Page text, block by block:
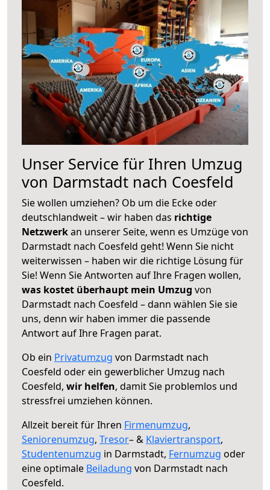
Unser Service für Ihren Umzug
von Darmstadt nach Coesfeld
Sie wollen umziehen? Ob um die Ecke oder
deutschlandweit – wir haben das richtige
Netzwerkan unserer Seite, wenn es Umzüge von
Darmstadt nach Coesfeld geht! Wenn Sie nicht
weiterwissen – haben wir die richtige Lösung für
Sie! Wenn Sie Antworten auf Ihre Fragen wollen,
was kostet überhaupt mein Umzug von
Darmstadt nach Coesfeld – dann wählen Sie sie
uns, denn wir haben immer die passende
Antwort auf Ihre Fragen parat.
Ob ein Privatumzug von Darmstadt nach
Coesfeld oder ein gewerblicher Umzug nach
Coesfeld, wir helfen, damit Sie problemlos und
stressfrei umziehen können.
Allzeit bereit für Ihren Firmenumzug,
Seniorenumzug, Tresor– & Klaviertransport,
Studentenumzug in Darmstadt, Fernumzug oder
eine optimale Beiladung von Darmstadt nach
Coesfeld.